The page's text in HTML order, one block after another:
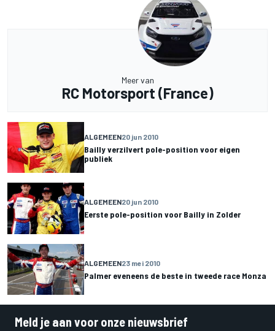
Meer van
RC Motorsport (France)
ALGEMEEN20 jun 2010
Bailly verzilvert pole-position voor eigen
publiek
ALGEMEEN20 jun 2010
Eerste pole-position voor Bailly in Zolder
ALGEMEEN23 mei 2010
Palmer eveneens de beste in tweede race Monza
Meld je aan voor onze nieuwsbrief